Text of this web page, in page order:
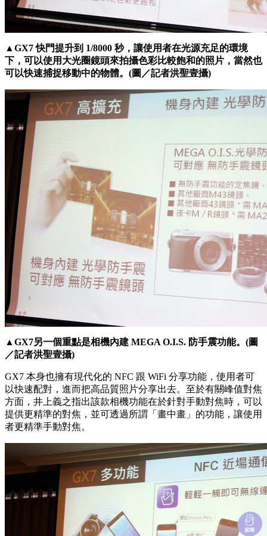
▲GX7 快門提升到 1/8000 秒，讓使用者在光源充足的環境
下，可以使用大光圈鏡頭來拍攝色彩比較飽和的照片，當然也
可以快速捕捉移動中的物體。(圖／記者洪聖壹攝)
▲GX7另一個重點是相機內建 MEGA O.I.S. 防手震功能。(圖
／記者洪聖壹攝)
GX7 本身也擁有現代化的 NFC 跟 WiFi 分享功能，使用者可
以快速配對，進而把高品質照片分享出去。至於有關峰值對焦
方面，井上義之指出該款相機功能在於針對手動對焦時，可以
提供更精準的對焦，並可透過所謂「畫中畫」的功能，讓使用
者更精準手動對焦。